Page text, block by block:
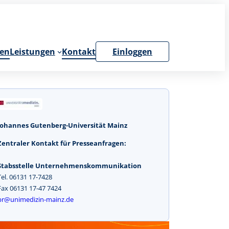
Leistungen Kontakt Einloggen
Gutenberg-Universität Mainz
Kontakt für Presseanfragen:
Unternehmenskommunikation
06131 17-7428
06131 17-47 7424
mainz.de